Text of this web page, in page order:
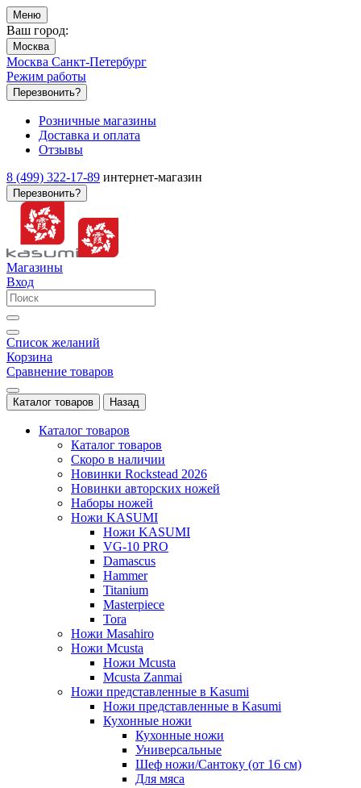
Меню
Ваш город:
Москва
Москва Санкт-Петербург
Режим работы
Перезвонить?
Розничные магазины
Доставка и оплата
Отзывы
8 (499) 322-17-89 интернет-магазин
Перезвонить?
Магазины
Вход
Список желаний
Корзина
Сравнение товаров
Каталог товаров Назад
Каталог товаров
Каталог товаров
Скоро в наличии
Новинки Rockstead 2026
Новинки авторских ножей
Наборы ножей
Ножи KASUMI
Ножи KASUMI
VG-10 PRO
Damascus
Hammer
Titanium
Masterpiece
Tora
Ножи Masahiro
Ножи Mcusta
Ножи Mcusta
Mcusta Zanmai
Ножи представленные в Kasumi
Ножи представленные в Kasumi
Кухонные ножи
Кухонные ножи
Универсальные
Шеф ножи/Сантоку (от 16 см)
Для мяса